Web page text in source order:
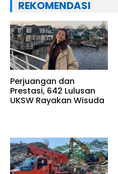
REKOMENDASI
Perjuangan dan
Prestasi, 642 Lulusan
UKSW Rayakan Wisuda